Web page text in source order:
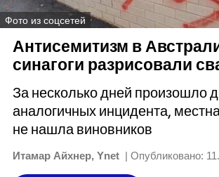
Фото из соцсетей
Антисемитизм в
синагоги разрисовали
За несколько дней произошло
аналогичных инцидента,
не нашла виновников
Итамар Айхнер, Ynet | Опубликовано: